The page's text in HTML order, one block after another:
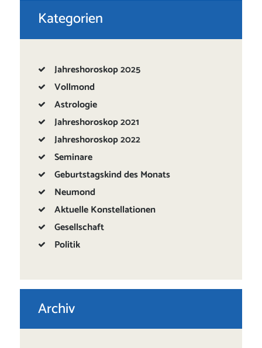
Kategorien
Jahreshoroskop 2025
Vollmond
Astrologie
Jahreshoroskop 2021
Jahreshoroskop 2022
Seminare
Geburtstagskind des Monats
Neumond
Aktuelle Konstellationen
Gesellschaft
Politik
Archiv